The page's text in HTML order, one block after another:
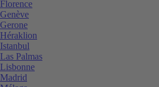
Florence
Genève
Gerone
Héraklion
Istanbul
Las Palmas
Lisbonne
Madrid